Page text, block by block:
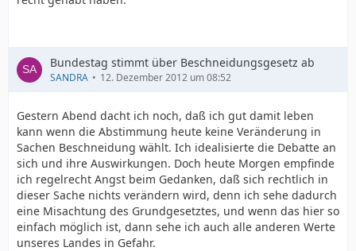
Bundestag stimmt über Beschneidungsgesetz ab
SANDRA 12. Dezember 2012 um 08:52
Gestern Abend dacht ich noch, daß ich gut damit leben
kann wenn die Abstimmung heute keine Veränderung in
Sachen Beschneidung wählt. Ich idealisierte die Debatte an
sich und ihre Auswirkungen. Doch heute Morgen empfinde
ich regelrecht Angst beim Gedanken, daß sich rechtlich in
dieser Sache nichts verändern wird, denn ich sehe dadurch
eine Misachtung des Grundgesetztes, und wenn das hier so
einfach möglich ist, dann sehe ich auch alle anderen Werte
unseres Landes in Gefahr.